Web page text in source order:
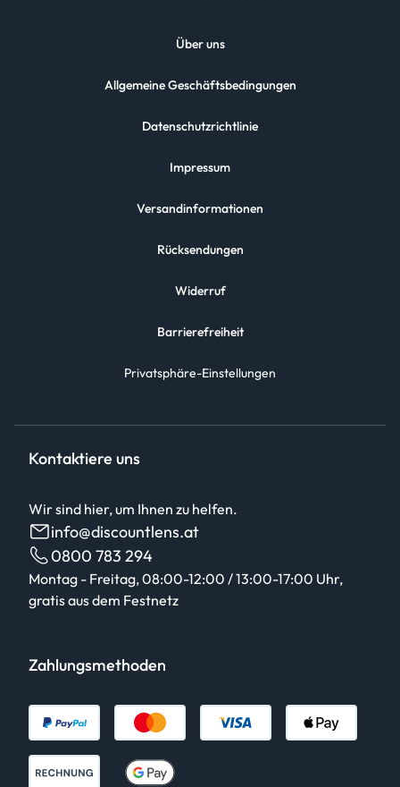
Über uns
Allgemeine Geschäftsbedingungen
Datenschutzrichtlinie
Impressum
Versandinformationen
Rücksendungen
Widerruf
Barrierefreiheit
Privatsphäre-Einstellungen
Kontaktiere uns
Wir sind hier, um Ihnen zu helfen.
info@discountlens.at
0800 783 294
Montag - Freitag, 08:00-12:00 / 13:00-17:00 Uhr,
gratis aus dem Festnetz
Zahlungsmethoden